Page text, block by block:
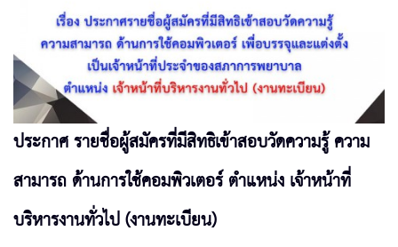
ประกาศ รายชื่อผู้สมัครที่มีสิทธิเข้าสอบวัดความรู้ ความ
สามารถ ด้านการใช้คอมพิวเตอร์ ตำแหน่ง เจ้าหน้าที่
บริหารงานทั่วไป (งานทะเบียน)